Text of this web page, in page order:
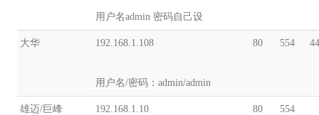
用户名admin 密码自己设
大华 192.168.1.108
用户名/密码：admin/admin
80 554
雄迈/巨峰 192.168.1.10 80 554